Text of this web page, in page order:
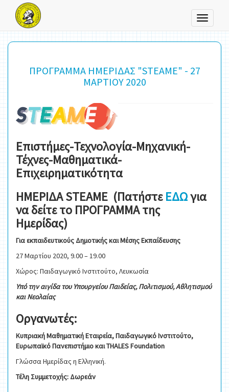
Toggle
ΠΡΟΓΡΑΜΜΑ ΗΜΕΡΙΔΑΣ "STEAME" - 27
ΜΑΡΤΙΟΥ 2020
Επιστήμες-Τεχνολογία-Μηχανική-
Τέχνες-Μαθηματικά-
Επιχειρηματικότητα
ΗΜΕΡΙΔΑ STEAME (ΠατήστεΕΔΩγια
να δείτε το ΠΡΟΓΡΑΜΜΑ της
Ημερίδας)
Για εκπαιδευτικούς Δημοτικής και Μέσης Εκπαίδευσης
27 Μαρτίου 2020, 9.00 – 19.00
Χώρος: Παιδαγωγικό Ινστιτούτο, Λευκωσία
Υπό την αιγίδα του Υπουργείου Παιδείας, Πολιτισμού, Αθλητισμού
και Νεολαίας
Οργανωτές:
Κυπριακή Μαθηματική Εταιρεία, Παιδαγωγικό Ινστιτούτο,
Ευρωπαϊκό Πανεπιστήμιο καιTHALESFoundation
Γλώσσα Ημερίδας η Ελληνική.
Τέλη Συμμετοχής: Δωρεάν